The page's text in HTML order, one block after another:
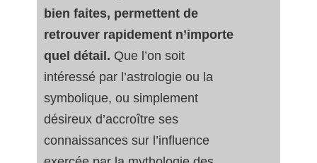
bien faites, permettent de
retrouver rapidement n’importe
quel détail. Que l’on soit
intéressé par l’astrologie ou la
symbolique, ou simplement
désireux d’accroître ses
connaissances sur l’influence